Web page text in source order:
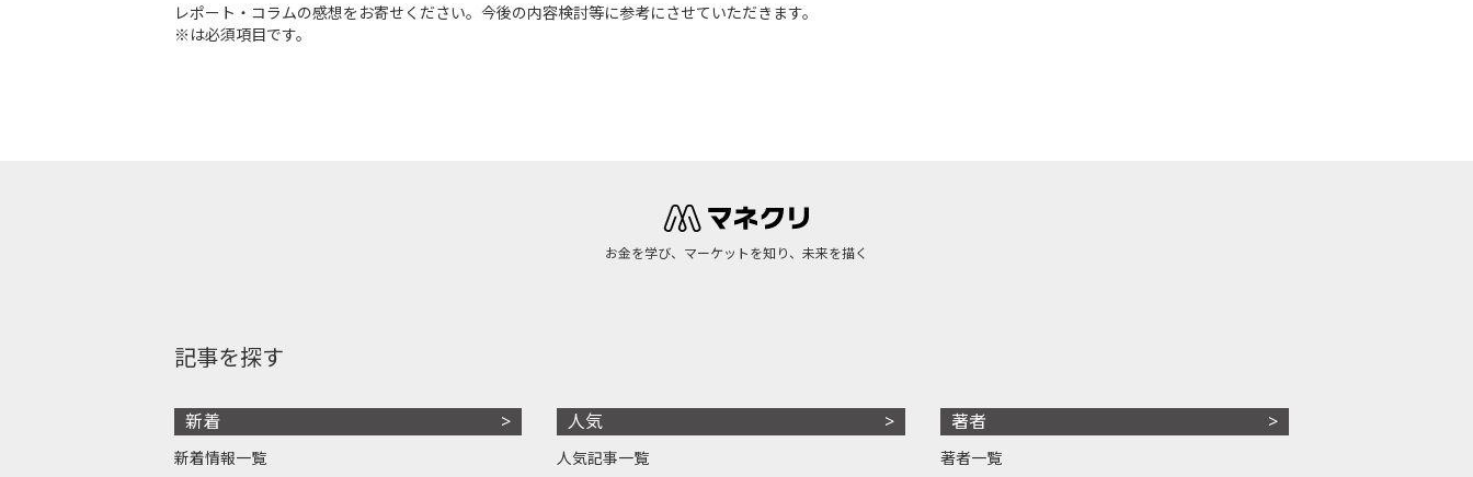
レポート・コラムの感想をお寄せください。今後の内容検討等に参考にさせていただきます。
※は必須項目です。
お金を学び、マーケットを知り、未来を描く
記事を探す
新着
新着情報一覧
人気
人気記事一覧
著者
著者一覧